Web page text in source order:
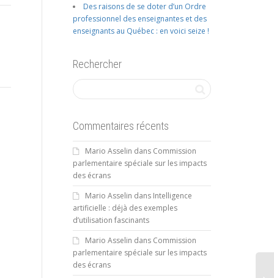
Des raisons de se doter d’un Ordre
professionnel des enseignantes et des
enseignants au Québec : en voici seize !
Rechercher
Commentaires récents
Mario Asselin dans Commission
parlementaire spéciale sur les impacts
des écrans
Mario Asselin dans Intelligence
artificielle : déjà des exemples
d’utilisation fascinants
Mario Asselin dans Commission
parlementaire spéciale sur les impacts
des écrans